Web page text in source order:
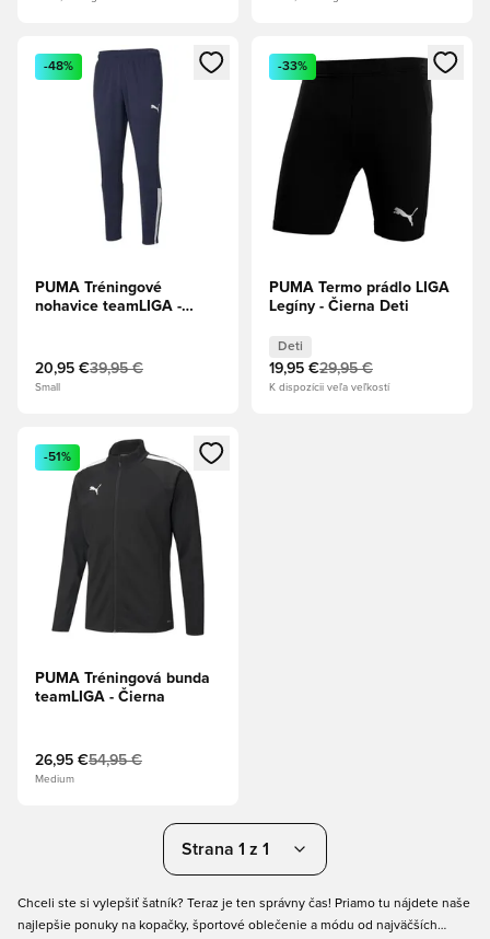
Otvorí modál na prihlásenie alebo registráciu ako člen
-48%
PUMA Tréningové
nohavice teamLIGA -
20,95 €39,95 €
Small
Otvorí modál na prihlásenie
-33%
PUMA Termo prádlo LIGA
Legíny - Čierna Deti
Deti
19,95 €29,95 €
K dispozícii veľa veľkostí
Otvorí modál na prihlásenie alebo registráciu ako člen
-51%
PUMA Tréningová bunda
teamLIGA - Čierna
26,95 €54,95 €
Medium
Strana 1 z 1
Chceli ste si vylepšiť šatník? Teraz je ten správny čas! Priamo tu nájdete naše
najlepšie ponuky na kopačky, športové oblečenie a módu od najväčších